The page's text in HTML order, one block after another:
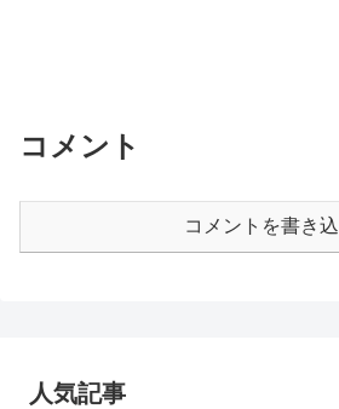
コメント
コメントを書き
人気記事